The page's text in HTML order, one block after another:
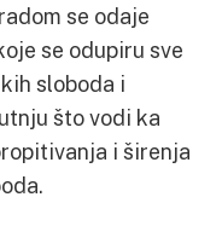
se odaje
se odupiru sve
sloboda i
što vodi ka
i širenja